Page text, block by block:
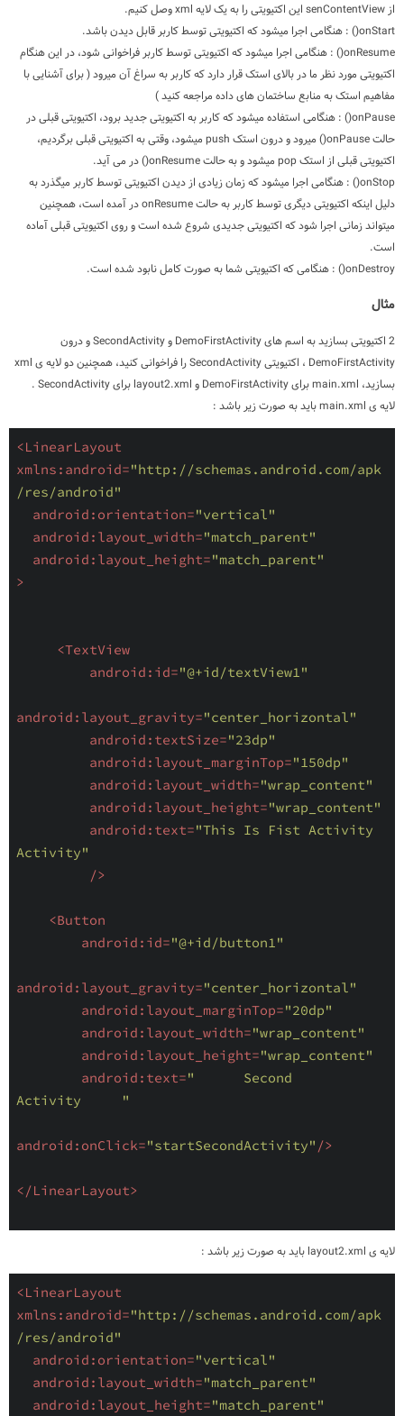
از senContentView این اکتیویتی را به یک لایه xml وصل کنیم.
onStart() : هنگامی اجرا میشود که اکتیویتی توسط کاربر قابل دیدن باشد.
onResume() : هنگامی اجرا میشود که اکتیویتی توسط کاربر فراخوانی شود، در این هنگام
اکتیویتی مورد نظر ما در بالای استک قرار دارد که کاربر به سراغ آن میرود ( برای آشنایی با
مفاهیم استک به منابع ساختمان های داده مراجعه کنید )
onPause() : هنگامی استفاده میشود که کاربر به اکتیویتی جدید برود، اکتیویتی قبلی در
حالت onPause() میرود و درون استک push میشود، وقتی به اکتیویتی قبلی برگردیم،
اکتیویتی قبلی از استک pop میشود و به حالت onResume() در می آید.
onStop() : هنگامی اجرا میشود که زمان زیادی از دیدن اکتیویتی توسط کاربر میگذرد به
دلیل اینکه اکتیویتی دیگری توسط کاربر به حالت onResume در آمده است، همچنین
میتواند زمانی اجرا شود که اکتیویتی جدیدی شروع شده است و روی اکتیویتی قبلی آماده
است.
onDestroy() : هنگامی که اکتیویتی شما به صورت کامل نابود شده است.
مثال
2 اکتیویتی بسازید به اسم های DemoFirstActivity و SecondActivity و درون
DemoFirstActivity ، اکتیویتی SecondActivity را فراخوانی کنید، همچنین دو لایه ی xml
بسازید، main.xml برای DemoFirstActivity و layout2.xml برای SecondActivity .
لایه ی main.xml باید به صورت زیر باشد :
<LinearLayout
xmlns:android="http://schemas.android.com/apk
/res/android"
android:orientation="vertical"
android:layout_width="match_parent"
android:layout_height="match_parent"
>
<TextView
android:id="@+id/textView1"
android:layout_gravity="center_horizontal"
android:textSize="23dp"
android:layout_marginTop="150dp"
android:layout_width="wrap_content"
android:layout_height="wrap_content"
android:text="This Is Fist Activity
Activity"
/>
<Button
android:id="@+id/button1"
android:layout_gravity="center_horizontal"
android:layout_marginTop="20dp"
android:layout_width="wrap_content"
android:layout_height="wrap_content"
android:text="      Second
Activity     "
android:onClick="startSecondActivity" />
</LinearLayout>
لایه ی layout2.xml باید به صورت زیر باشد :
<LinearLayout
xmlns:android="http://schemas.android.com/apk
/res/android"
android:orientation="vertical"
android:layout_width="match_parent"
android:layout_height="match_parent"